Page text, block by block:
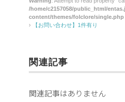
/home/c2157058/public_html/
content/themes/folclore/single.php
›
【お問い合わせ】1件有り
関連記事
関連記事はありません